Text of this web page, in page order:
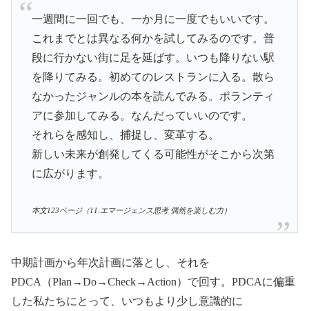
一週間に一回でも、一か月に一度でもいいです。
これまでとは異なる何かを試してみるのです。普
段に行かない街に足を延ばす。いつも降りない駅
を降りてみる。初めてのレストランに入る。散ら
なかったジャンルの本を読んでみる。ボランティ
アに参加してみる。なんだっていいのです。
それらを感知し、捕捉し、変革する。
新しい未来が創発してくる可能性がそこから次第
に広がります。
本文123ページ（11.エマージェンス思考 偶然を楽しむ力）
中期計画から年次計画に落とし、それを
PDCA（Plan→Do→Check→Action）で回す。PDCAに偏重
した私たちにとって、いつもより少し意識的に